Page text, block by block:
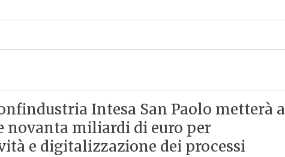
Intesa San Paolo metterà a
novanta miliardi di euro per
e digitalizzazione dei processi